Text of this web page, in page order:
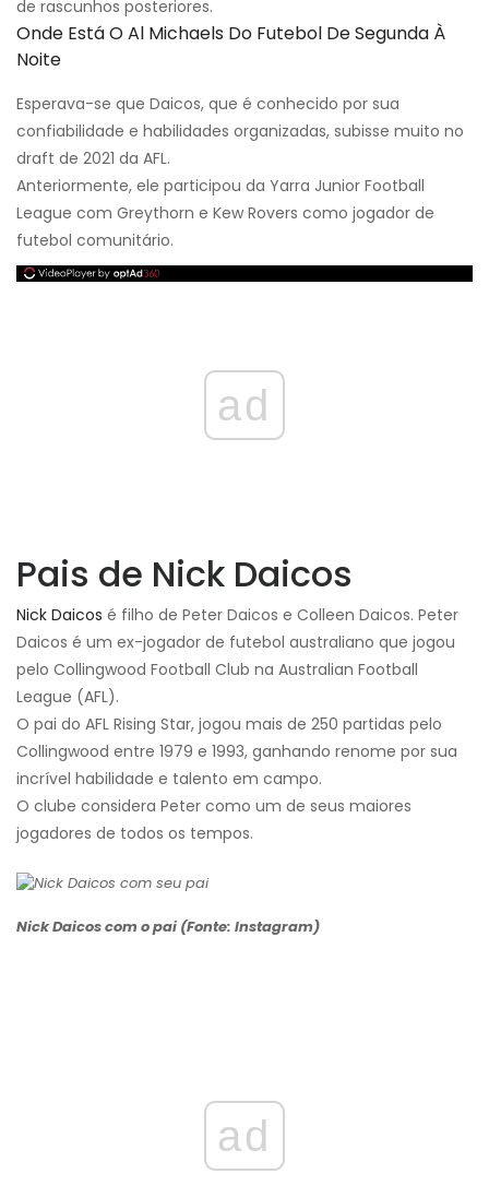
de rascunhos posteriores.
Onde Está O Al Michaels Do Futebol De Segunda À
Noite
Esperava-se que Daicos, que é conhecido por sua
confiabilidade e habilidades organizadas, subisse muito no
draft de 2021 da AFL.
Anteriormente, ele participou da Yarra Junior Football
League com Greythorn e Kew Rovers como jogador de
futebol comunitário.
ad
Pais de Nick Daicos
Nick Daicos é filho de Peter Daicos e Colleen Daicos. Peter
Daicos é um ex-jogador de futebol australiano que jogou
pelo Collingwood Football Club na Australian Football
League (AFL).
O pai do AFL Rising Star, jogou mais de 250 partidas pelo
Collingwood entre 1979 e 1993, ganhando renome por sua
incrível habilidade e talento em campo.
O clube considera Peter como um de seus maiores
jogadores de todos os tempos.
Nick Daicos com o pai (Fonte: Instagram)
ad